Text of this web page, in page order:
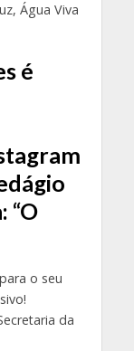
Água Viva
é
“O
o seu
da